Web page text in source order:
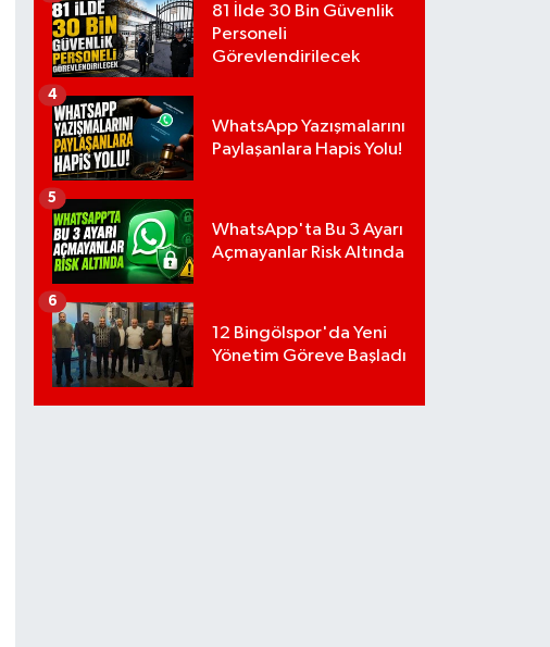
81 İlde 30 Bin Güvenlik
Personeli
Görevlendirilecek
WhatsApp Yazışmalarını
Paylaşanlara Hapis Yolu!
4
WhatsApp'ta Bu 3 Ayarı
Açmayanlar Risk Altında
5
12 Bingölspor'da Yeni
Yönetim Göreve Başladı
6